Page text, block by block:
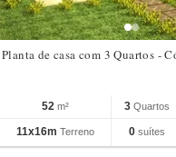
Planta de casa com 3 Quartos -
52 m² 3 Quartos
11x16m Terreno 0 suítes